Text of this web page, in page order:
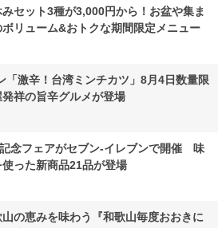
セット3種が3,000円から！お盆や集ま
ボリューム&おトクな期間限定メニュー
「激辛！台湾ミンチカツ」8月4日数量限
祥の旨辛グルメが登場
念フェアがセブン-イレブンで開催 味
った新商品21品が登場
の恵みを味わう『和歌山毎度おおきに